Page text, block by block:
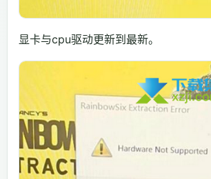
显卡与cpu驱动更新到最新。